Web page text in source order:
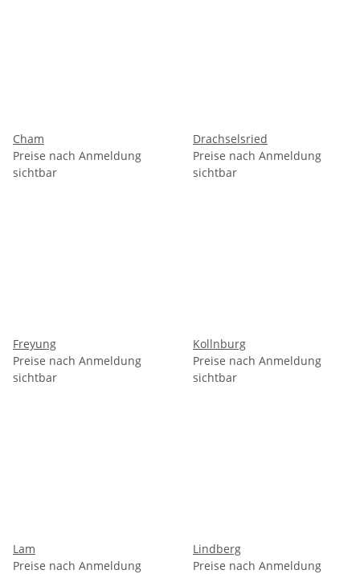
Cham
Preise nach Anmeldung
sichtbar
Drachselsried
Preise nach Anmeldung
sichtbar
Freyung
Preise nach Anmeldung
sichtbar
Kollnburg
Preise nach Anmeldung
sichtbar
Lam
Preise nach Anmeldung
Lindberg
Preise nach Anmeldung